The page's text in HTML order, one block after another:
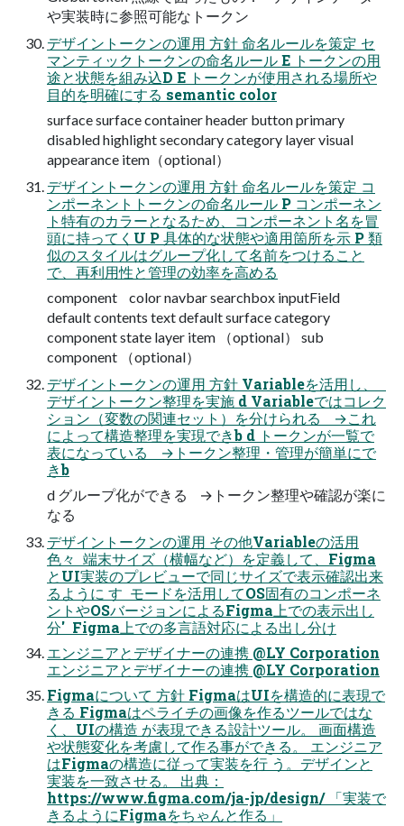
や実装時に参照可能なトークン
デザイントークンの運用 方針 命名ルールを策定 セ
マンティックトークンの命名ルール E トークンの用
途と状態を組み込D E トークンが使用される場所や
目的を明確にする semantic color
surface surface container header button primary
disabled highlight secondary category layer visual
appearance item（optional）
デザイントークンの運用 方針 命名ルールを策定 コ
ンポーネントトークンの命名ルール P コンポーネン
ト特有のカラーとなるため、コンポーネント名を冒
頭に持ってくU P 具体的な状態や適用箇所を示 P 類
似のスタイルはグループ化して名前をつけること
で、再利用性と管理の効率を高める
component color navbar searchbox inputField
default contents text default surface category
component state layer item （optional） sub
component （optional）
デザイントークンの運用 方針 Variableを活用し、
デザイントークン整理を実施 d Variableではコレク
ション（変数の関連セット）を分けられる →これ
によって構造整理を実現できb d トークンが一覧で
表になっている →トークン整理・管理が簡単にで
きb
d グループ化ができる →トークン整理や確認が楽に
なる
デザイントークンの運用 その他Variableの活用
色々  端末サイズ（横幅など）を定義して、Figma
とUI実装のプレビューで同じサイズで表示確認出来
るように す  モードを活用してOS固有のコンポーネ
ントやOSバージョンによるFigma上での表示出し
分'  Figma上での多言語対応による出し分け
エンジニアとデザイナーの連携 @LY Corporation
エンジニアとデザイナーの連携 @LY Corporation
Figmaについて 方針 FigmaはUIを構造的に表現で
きる Figmaはペライチの画像を作るツールではな
く、UIの構造 が表現できる設計ツール。 画面構造
や状態変化を考慮して作る事ができる。 エンジニア
はFigmaの構造に従って実装を行 う。デザインと
実装を一致させる。 出典：
https://www.figma.com/ja-jp/design/ 「実装で
きるようにFigmaをちゃんと作る」